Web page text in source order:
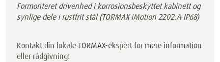
Formonteret drivenhed i korrosionsbeskyttet kabinett og
synlige dele i rustfrit stål (TORMAX iMotion 2202.A-IP68)
Kontakt din lokale TORMAX-ekspert for mere information
eller rådgivning!